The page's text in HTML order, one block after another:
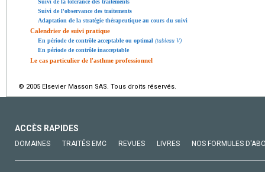
Suivi de la tolérance des traitements
Suivi de l'observance des traitements
Adaptation de la stratégie thérapeutique au cours du suivi
Calendrier de suivi pratique
En période de contrôle acceptable ou optimal (tableau V)
En période de contrôle inacceptable
Le cas particulier de l'asthme professionnel
© 2005 Elsevier Masson SAS. Tous droits réservés.
ACCÈS RAPIDES
DOMAINES TRAITÉS EMC REVUES LIVRES NOS FORMULES